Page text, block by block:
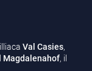
Val Casies,
Magdalenahof, il